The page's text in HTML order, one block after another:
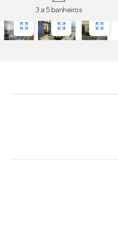
3 a 5 banheiros